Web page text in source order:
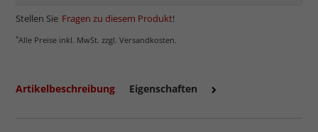
Stellen Sie Fragen zu diesem Produkt!
*Alle Preise inkl. MwSt. zzgl. Versandkosten.
Artikelbeschreibung Eigenschaften